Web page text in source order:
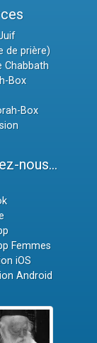
de prière)
Chabbath
Box
Box
nous...
Femmes
iOS
Android